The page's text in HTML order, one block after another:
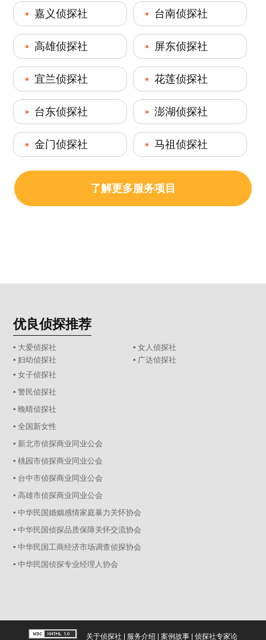
嘉义侦探社 台南侦探社
高雄侦探社 屏东侦探社
宜兰侦探社 花莲侦探社
台东侦探社 澎湖侦探社
金门侦探社 马祖侦探社
了解更多服务项目
优良侦探推荐
▪ 大爱侦探社
▪ 女人侦探社
▪ 妇幼侦探社
▪ 广达侦探社
▪ 女子侦探社
▪ 警民侦探社
▪ 晚晴侦探社
▪ 全国新女性
▪ 新北市侦探商业同业公会
▪ 桃园市侦探商业同业公会
▪ 台中市侦探商业同业公会
▪ 高雄市侦探商业同业公会
▪ 中华民国婚姻感情家庭暴力关怀协会
▪ 中华民国侦探品质保障关怀交流协会
▪ 中华民国工商经济市场调查侦探协会
▪ 中华民国侦探专业经理人协会
关于侦探社 | 服务介绍 | 案例故事| 侦探社专家论